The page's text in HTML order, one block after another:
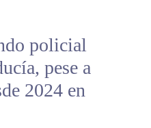
policial
pese a
2024 en